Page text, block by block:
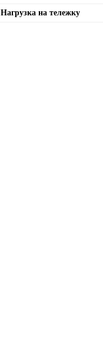
Нагрузка на тележку